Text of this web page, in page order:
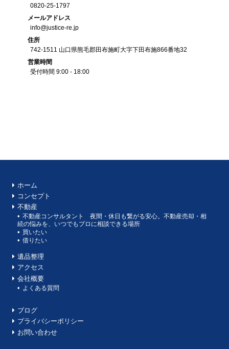
0820-25-1797
メールアドレス
info@justice-re.jp
住所
742-1511 山口県熊毛郡田布施町大字下田布施866番地32
営業時間
受付時間 9:00 - 18:00
ホーム
コンセプト
不動産
不動産コンサルタント 夜間・休日も繋がる安心。不動産売却・相
続の悩みを、いつでもプロに相談できる場所
買いたい
借りたい
遺品整理
アクセス
会社概要
よくある質問
ブログ
プライバシーポリシー
お問い合わせ